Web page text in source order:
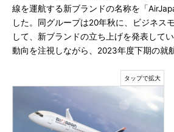
線を運航する新ブランドの名称を「
した。同グループは20年秋に、ビジネス
して、新ブランドの立ち上げを発表して
動向を注視しながら、2023年度下期の就